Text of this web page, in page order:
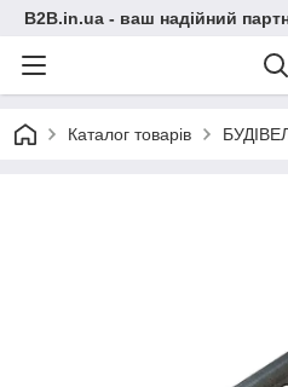
B2B.in.ua - ваш надійний
Каталог товарів